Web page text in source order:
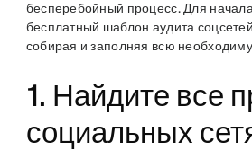
бесперебойный процесс. Для
бесплатный шаблон аудита
собирая и заполняя всю
1. Найдите все
социальных